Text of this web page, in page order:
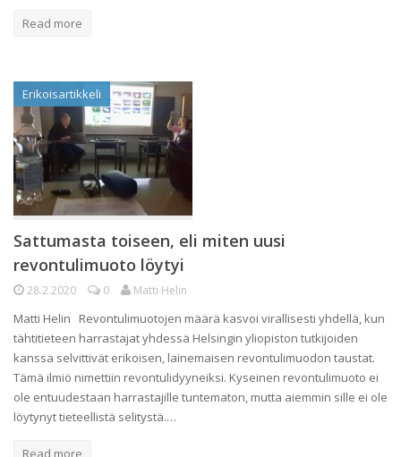
Read more
Erikoisartikkeli
Sattumasta toiseen, eli miten uusi
revontulimuoto löytyi
28.2.2020 0 Matti Helin
Matti Helin Revontulimuotojen määrä kasvoi virallisesti yhdellä, kun
tähtitieteen harrastajat yhdessä Helsingin yliopiston tutkijoiden
kanssa selvittivät erikoisen, lainemaisen revontulimuodon taustat.
Tämä ilmiö nimettiin revontulidyyneiksi. Kyseinen revontulimuoto ei
ole entuudestaan harrastajille tuntematon, mutta aiemmin sille ei ole
löytynyt tieteellistä selitystä.…
Read more